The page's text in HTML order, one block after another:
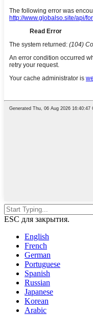
ESC для закрытия.
English
French
German
Portuguese
Spanish
Russian
Japanese
Korean
Arabic